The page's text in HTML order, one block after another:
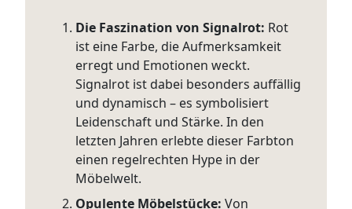
Die Faszination von Signalrot: Rot
ist eine Farbe, die Aufmerksamkeit
erregt und Emotionen weckt.
Signalrot ist dabei besonders auffällig
und dynamisch – es symbolisiert
Leidenschaft und Stärke. In den
letzten Jahren erlebte dieser Farbton
einen regelrechten Hype in der
Möbelwelt.
Opulente Möbelstücke: Von